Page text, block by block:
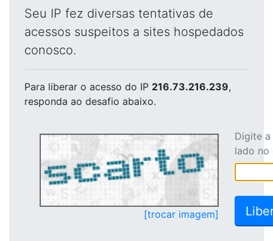
Seu IP fez diversas tentativas de
acessos suspeitos a sites hospedados
conosco.
Para liberar o acesso do IP 216.73.216.239,
responda ao desafio abaixo.
[trocar imagem]
Digite
lado no